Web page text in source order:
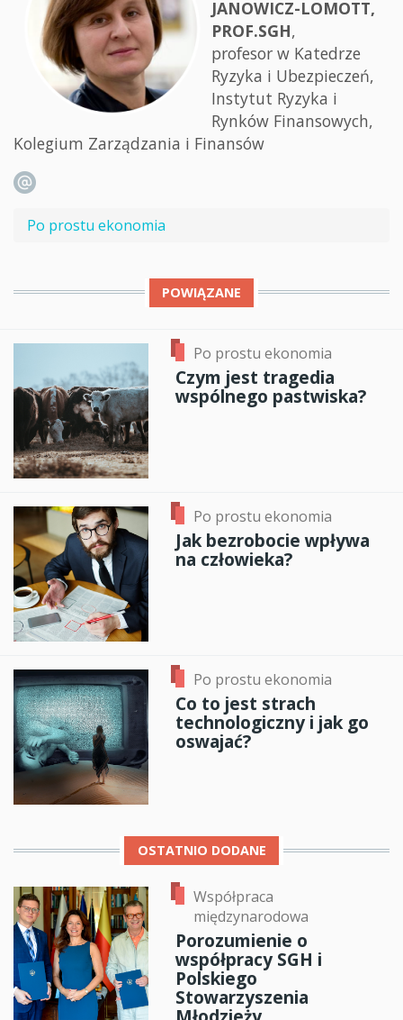
JANOWICZ-LOMOTT,
PROF.SGH,
profesor w Katedrze
Ryzyka i Ubezpieczeń,
Instytut Ryzyka i
Rynków Finansowych,
Kolegium Zarządzania i Finansów
Po prostu ekonomia
POWIĄZANE
Po prostu ekonomia
Czym jest tragedia
wspólnego pastwiska?
Po prostu ekonomia
Jak bezrobocie wpływa
na człowieka?
Po prostu ekonomia
Co to jest strach
technologiczny i jak go
oswajać?
OSTATNIO DODANE
Współpraca
międzynarodowa
Porozumienie o
współpracy SGH i
Polskiego
Stowarzyszenia